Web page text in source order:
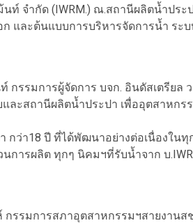
นท์ จำกัด (IWRM.) ณ.สถานีผลิตน้ำป
ก และต้นแบบการบริหารจัดการน้ำ ระ
รมการผู้จัดการ บจก. อินดัสเตรียล ว
ละสถานีผลิตน้ำประปา เพื่ออุตสาหกร
า กว่า18 ปี ที่ได้พัฒนาอย่างต่อเนื่องใ
การผลิต ทุกๆ นิคมฯที่รับน้ำจาก บ
รรมการสภาอุตสาหกรรมฯสายงานส